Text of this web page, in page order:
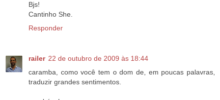
Bjs!
Cantinho She.
Responder
railer 22 de outubro de 2009 às 18:44
caramba, como você tem o dom de, em poucas palavras,
traduzir grandes sentimentos.